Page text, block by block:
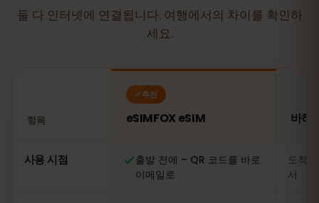
둘 다 인터넷에 연결됩니다. 여행에서의 차이를 확인하
세요.
항목
추천
eSIMFOX eSIM 바하
사용 시점
출발 전에 – QR 코드를 바로
이메일로
도착
서